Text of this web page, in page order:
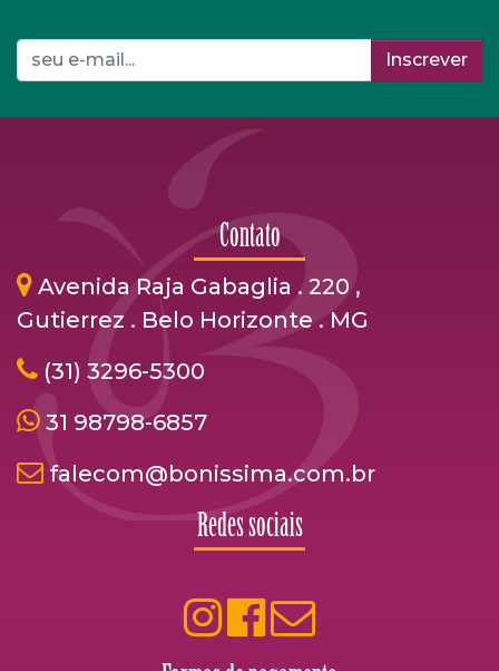
Inscrever
Contato
Avenida Raja Gabaglia . 220 ,
Gutierrez . Belo Horizonte . MG
(31) 3296-5300
31 98798-6857
falecom@bonissima.com.br
Redes sociais